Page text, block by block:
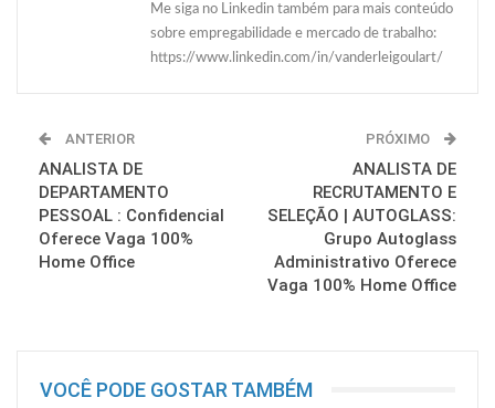
Me siga no Linkedin também para mais conteúdo
sobre empregabilidade e mercado de trabalho:
https://www.linkedin.com/in/vanderleigoulart/
ANTERIOR
ANALISTA DE
DEPARTAMENTO
PESSOAL : Confidencial
Oferece Vaga 100%
Home Office
PRÓXIMO
ANALISTA DE
RECRUTAMENTO E
SELEÇÃO | AUTOGLASS:
Grupo Autoglass
Administrativo Oferece
Vaga 100% Home Office
VOCÊ PODE GOSTAR TAMBÉM